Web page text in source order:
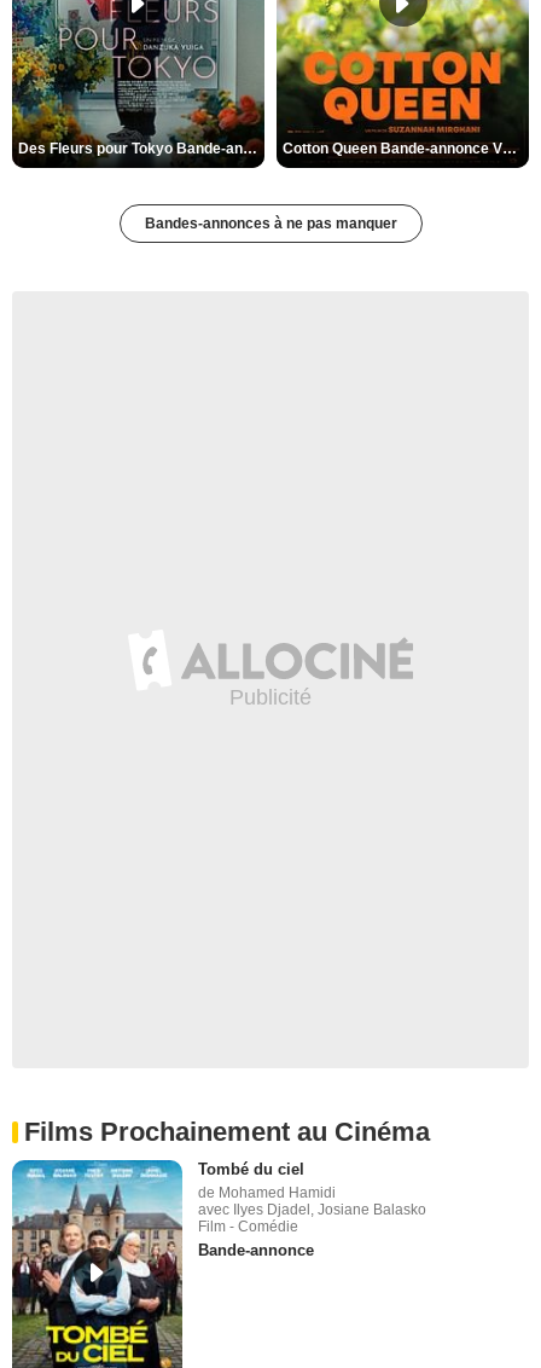
Des Fleurs pour Tokyo Bande-annonce VO STFR Cotton Queen Bande-annonce VO STFR
Bandes-annonces à ne pas manquer
Films Prochainement au Cinéma
Tombé du ciel
de Mohamed Hamidi
avec Ilyes Djadel, Josiane Balasko
Film - Comédie
Bande-annonce